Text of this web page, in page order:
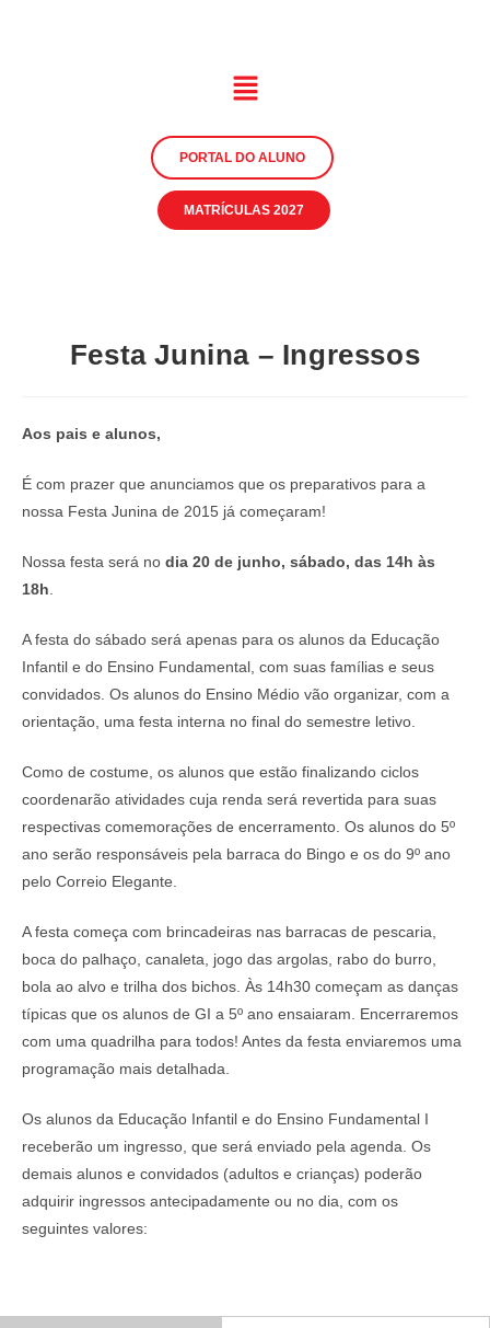
PORTAL DO ALUNO
MATRÍCULAS 2027
Festa Junina – Ingressos
Aos pais e alunos,
É com prazer que anunciamos que os preparativos para a
nossa Festa Junina de 2015 já começaram!
Nossa festa será no dia 20 de junho, sábado, das 14h às
18h.
A festa do sábado será apenas para os alunos da Educação
Infantil e do Ensino Fundamental, com suas famílias e seus
convidados. Os alunos do Ensino Médio vão organizar, com a
orientação, uma festa interna no final do semestre letivo.
Como de costume, os alunos que estão finalizando ciclos
coordenarão atividades cuja renda será revertida para suas
respectivas comemorações de encerramento. Os alunos do 5º
ano serão responsáveis pela barraca do Bingo e os do 9º ano
pelo Correio Elegante.
A festa começa com brincadeiras nas barracas de pescaria,
boca do palhaço, canaleta, jogo das argolas, rabo do burro,
bola ao alvo e trilha dos bichos. Às 14h30 começam as danças
típicas que os alunos de GI a 5º ano ensaiaram. Encerraremos
com uma quadrilha para todos! Antes da festa enviaremos uma
programação mais detalhada.
Os alunos da Educação Infantil e do Ensino Fundamental I
receberão um ingresso, que será enviado pela agenda. Os
demais alunos e convidados (adultos e crianças) poderão
adquirir ingressos antecipadamente ou no dia, com os
seguintes valores: